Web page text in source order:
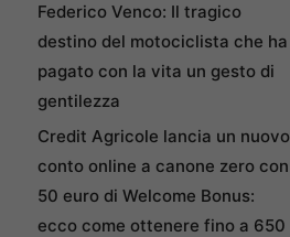
Federico Venco: Il tragico
destino del motociclista che ha
pagato con la vita un gesto di
gentilezza
Credit Agricole lancia un nuovo
conto online a canone zero con
50 euro di Welcome Bonus:
ecco come ottenere fino a 650